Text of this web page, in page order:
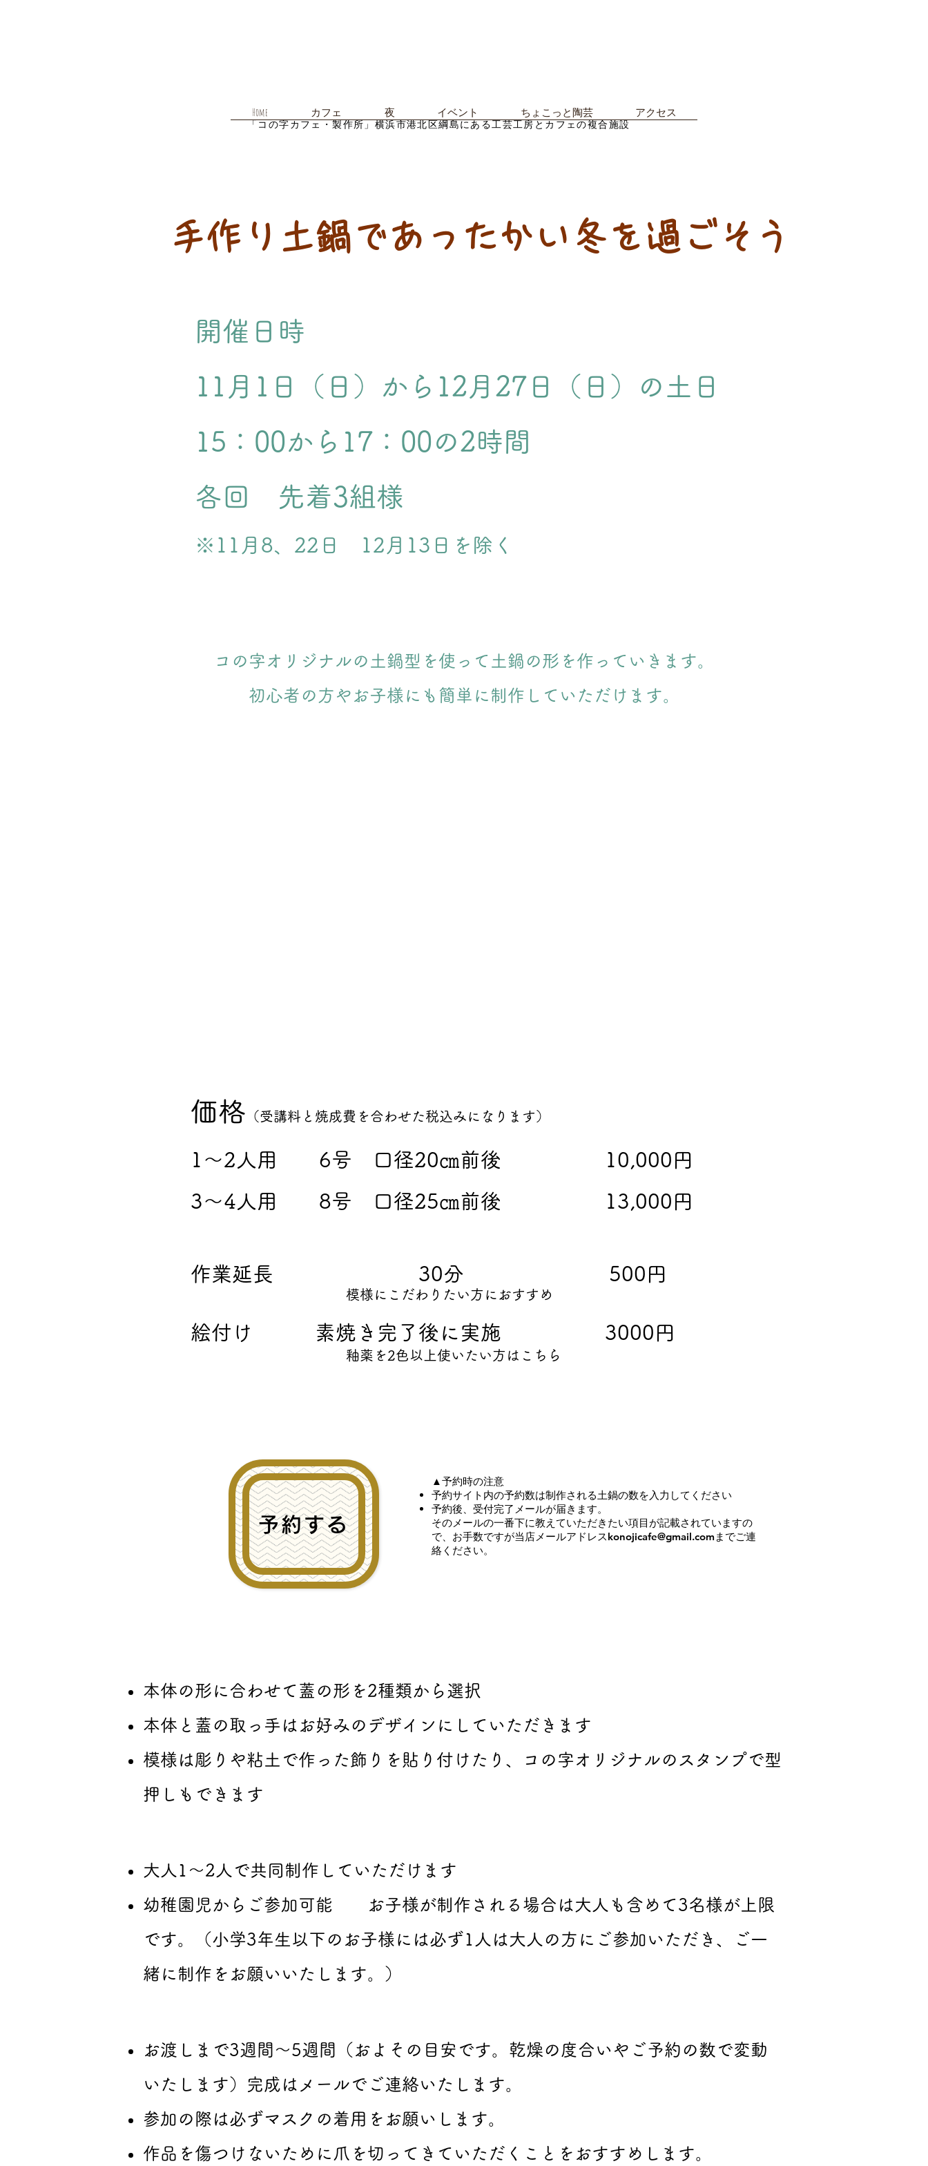
「コの字カフェ・製作所」横浜市港北区綱島にある工芸工房とカフェの複合施設
Home カフェ 夜 イベント ちょこっと陶芸 アクセス
手作り土鍋であったかい冬を過ごそう
開催日時
11月1日（日）から12月27日（日）の土日
15：00から17：00の2時間
​各回 先着3組様
​※11月8、22日 12月13日を除く
コの字オリジナルの土鍋型を使って土鍋の形を作っていきます。
初心者の方やお子様にも簡単に制作していただけます。
価格 （受講料と焼成費を合わせた税込みになります）
1〜2人用 6号 口径20㎝前後 10,000円
3〜4人用 8号 口径25㎝前後 13,000円
作業延長 30分 500円
模様にこだわりたい方におすすめ
絵付け 素焼き完了後に実施 3000円
釉薬を2色以上使いたい方はこちら
予約する
▲予約時の注意
予約サイト内の予約数は制作される土鍋の数を入力してください
予約後、受付完了メールが届きます。
そのメールの一番下に教えていただきたい項目が記載されていますの
で、お手数ですが当店メールアドレスkonojicafe@gmail.comまでご連
絡ください。
本体の形に合わせて蓋の形を2種類から選択
本体と蓋の取っ手はお好みのデザインにしていただきます
模様は彫りや粘土で作った飾りを貼り付けたり、コの字オリジナルのスタンプで型
押しもできます
大人1〜2人で共同制作していただけます
幼稚園児からご参加可能 お子様が制作される場合は大人も含めて3名様が上限
です。（小学3年生以下のお子様には必ず1人は大人の方にご参加いただき、ご一
緒に制作をお願いいたします。）
お渡しまで3週間〜5週間（およその目安です。乾燥の度合いやご予約の数で変動
いたします）完成はメールでご連絡いたします。
参加の際は必ずマスクの着用をお願いします。
作品を傷つけないために爪を切ってきていただくことをおすすめします。